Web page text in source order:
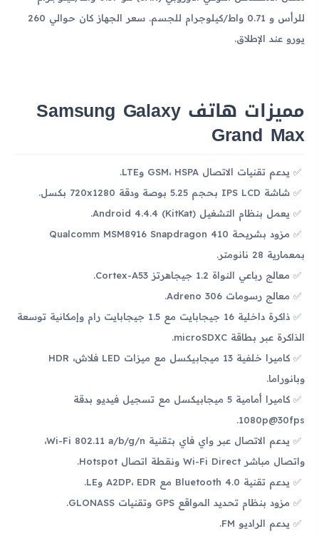
للرأس و 0.71 واط/كيلوجرام للجسم. سعر الجهاز كان حوالي 260
يورو عند الإطلاق.
مميزات هاتف Samsung Galaxy
Grand Max
يدعم تقنيات الاتصال GSM، HSPA وLTE.
شاشة IPS LCD بحجم 5.25 بوصة ودقة 720x1280 بكسل.
يعمل بنظام التشغيل Android 4.4.4 (KitKat).
مزود بشريحة Qualcomm MSM8916 Snapdragon 410
بمعمارية 28 نانومتر.
معالج رباعي النواة 1.2 جيجاهرتز Cortex-A53.
معالج رسومات Adreno 306.
ذاكرة داخلية 16 جيجابايت مع 1.5 جيجابايت رام وإمكانية توسعة
الذاكرة عبر بطاقة microSDXC.
كاميرا خلفية 13 ميجابيكسل مع ميزات LED فلاش، HDR
وبانوراما.
كاميرا أمامية 5 ميجابيكسل مع تسجيل فيديو بدقة
1080p@30fps.
يدعم الاتصال عبر واي فاي بتقنية Wi-Fi 802.11 a/b/g/n،
واتصال مباشر Wi-Fi Direct ونقطة اتصال Hotspot.
يدعم تقنية Bluetooth 4.0 مع A2DP، EDR وLE.
مزود بنظام تحديد المواقع GPS وتقنيات GLONASS.
يدعم الراديو FM.